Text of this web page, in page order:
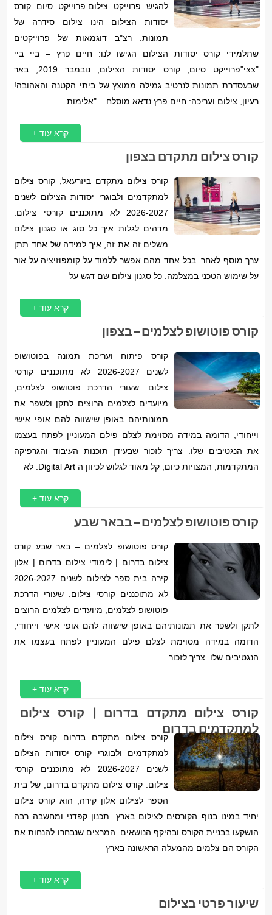
להגיש פרוייקט צילום.פרוייקט סיום קורס
יסודות הצילום הינו צילום סידרה של
תמונות. רצ"ב דוגמאות של פרוייקטים
שתלמידי קורס יסודות הצילום הגישו לנו: חיים פרץ – ביי ביי
"צצי"פרוייקט סיום, קורס יסודות הצילום, נובמבר 2019, באר
שבעסדרת תמונות לנרטיב גמילה ממוצץ של ביתי הקטנה והאהובה!
רעיון, צילום ועריכה: חיים פרץ נדאא מוסלח – "אלימות
קרא עוד +
קורס צילום מתקדם בצפון
קורס צילום מתקדם ביזרעאל, קורס צילום
למתקדמים ולבוגרי יסודות הצילום לשנים
2026-2027 לא מתוכננים קורסי צילום.
מדהים לגלות איך כל סוג או סגנון צילום
משלים זה את זה, איך למידה של אחד תתן
ערך מוסף לאחר. בכל אחד מהם אפשר ללמוד על קומפוזיציה על אור
על שימוש הטכני במצלמה. כל סגנון צילום שם דגש על
קרא עוד +
קורס פוטושופ לצלמים – בצפון
קורס פיתוח ועריכת תמונה בפוטושופ
לשנים 2026-2027 לא מתוכננים קורסי
צילום. שעורי הדרכת פוטושופ לצלמים,
מיועדים לצלמים הרוצים לתקן ולשפר את
תמונותיהם באופן שישווה להם אופי אישי
וייחודי, הדומה במידה מסוימת לצלם פילם המעוניין לפתח בעצמו
את הנגטיבים שלו. צריך לזכור שבעידן תוכנות העיבוד והגרפיקה
המתקדמות, המצויות כיום, קל מאוד לגלוש לכיוון ה Digital Art. לא
קרא עוד +
קורס פוטושופ לצלמים – בבאר שבע
קורס פוטושופ לצלמים – באר שבע קורס
צילום בדרום | לימודי צילום בדרום | אלון
קירה בית ספר לצילום לשנים 2026-2027
לא מתוכננים קורסי צילום. שעורי הדרכת
פוטושופ לצלמים, מיועדים לצלמים הרוצים
לתקן ולשפר את תמונותיהם באופן שישווה להם אופי אישי וייחודי,
הדומה במידה מסוימת לצלם פילם המעוניין לפתח בעצמו את
הנגטיבים שלו. צריך לזכור
קרא עוד +
קורס צילום מתקדם בדרום | קורס צילום
למתקדמים בדרום
קורס צילום מתקדם בדרום קורס צילום
למתקדמים ולבוגרי קורס יסודות הצילום
לשנים 2026-2027 לא מתוכננים קורסי
צילום. קורס צילום מתקדם בדרום, של בית
הספר לצילום אלון קירה, הוא קורס צילום
יחיד במינו בנוף הקורסים לצילום בארץ. תכנון קפדני ומחשבה רבה
הושקעו בבניית הקורס ובהיקף הנושאים. המרצים שנבחרו להנחות את
הקורס הם צלמים מהמעלה הראשונה בארץ
קרא עוד +
שיעור פרטי בצילום